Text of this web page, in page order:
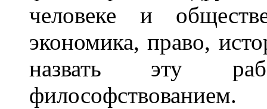
человеке и
экономика, право,
назвать эту
философствованием.